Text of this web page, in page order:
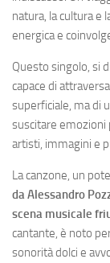
natura, la cultura e
energica e
Questo singolo, si
capace di
superficiale, ma di
suscitare emozioni
artisti, immagini e
La canzone, un
daAlessandro
scena musicale
cantante, è noto
sonorità dolci e